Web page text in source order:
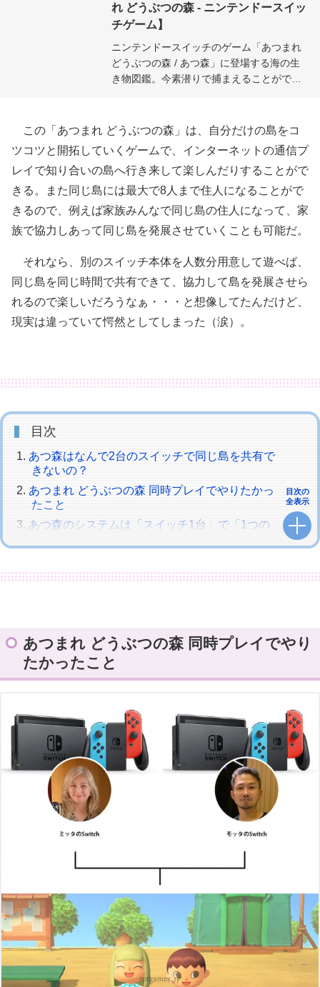
れ どうぶつの森 - ニンテンドースイッ
チゲーム】
ニンテンドースイッチのゲーム「あつまれ
どうぶつの森 / あつ森」に登場する海の生
き物図鑑。今素潜りで捕まえることができ
付きで紹介。今月でいなくなる海の生き物
この「あつまれ どうぶつの森」は、自分だけの島をコ
ツコツと開拓していくゲームで、インターネットの通信プ
レイで知り合いの島へ行き来して楽しんだりすることがで
きる。また同じ島には最大で8人まで住人になることがで
きるので、例えば家族みんなで同じ島の住人になって、家
族で協力しあって同じ島を発展させていくことも可能だ。
それなら、別のスイッチ本体を人数分用意して遊べば、
同じ島を同じ時間で共有できて、協力して島を発展させら
れるので楽しいだろうなぁ・・・と想像してたんだけど、
現実は違っていて愕然としてしまった（涙）。
目次
あつ森はなんで2台のスイッチで同じ島を共有で
きないの？
あつまれ どうぶつの森 同時プレイでやりたかっ
たこと
あつ森のシステムは「スイッチ1台」で「1つの
だけど・・・
目次の
全表示
あつまれ どうぶつの森 同時プレイでやり
たかったこと